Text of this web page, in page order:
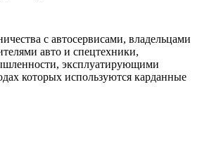
с автосервисами, владельцами
авто и спецтехники,
эксплуатирующими
которых используются карданные